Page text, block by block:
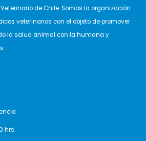
de Chile. Somos la organización
veterinarios con el objeto de promover
la salud animal con la humana y
hrs.